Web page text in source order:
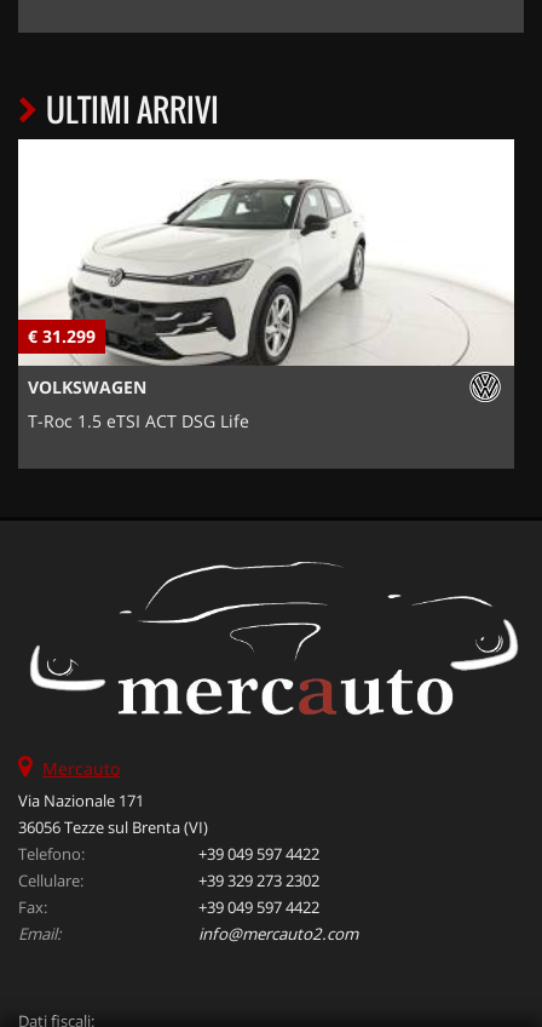
ULTIMI ARRIVI
€ 31.299
VOLKSWAGEN
T-Roc 1.5 eTSI ACT DSG Life
Mercauto
Via Nazionale 171
36056 Tezze sul Brenta (VI)
Telefono:
+39 049 597 4422
Cellulare:
+39 329 273 2302
Fax:
+39 049 597 4422
Email:
info@mercauto2.com
Dati fiscali: